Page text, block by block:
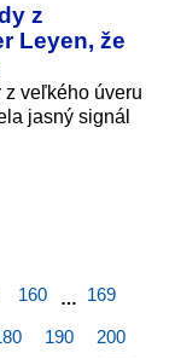
z
Leyen, že
z veľkého úveru
jasný signál
160 … 169
190 200